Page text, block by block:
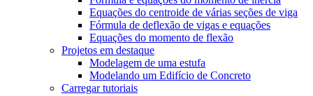
Equações do centroide de várias seções de viga
Fórmula de deflexão de vigas e equações
Equações do momento de flexão
Projetos em destaque
Modelagem de uma estufa
Modelando um Edifício de Concreto
Carregar tutoriais